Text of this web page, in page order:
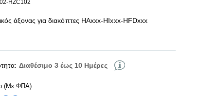
HZC102
άξονας για διακόπτες HAxxx-HIxxx-HFDxxx
Διαθέσιμο 3 έως 10 Ημέρες
(Με ΦΠΑ)